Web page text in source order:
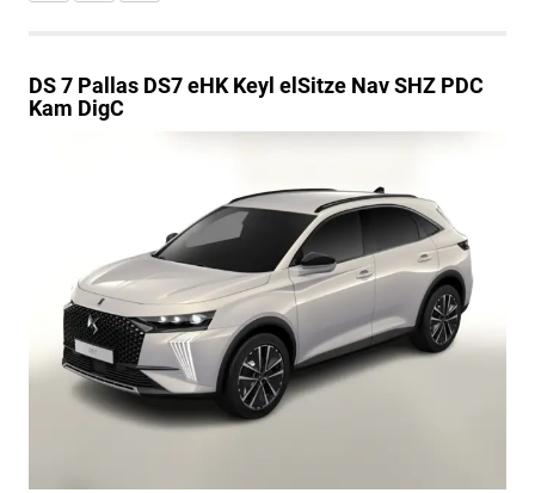
DS 7 Pallas DS7 eHK Keyl elSitze Nav SHZ PDC
Kam DigC